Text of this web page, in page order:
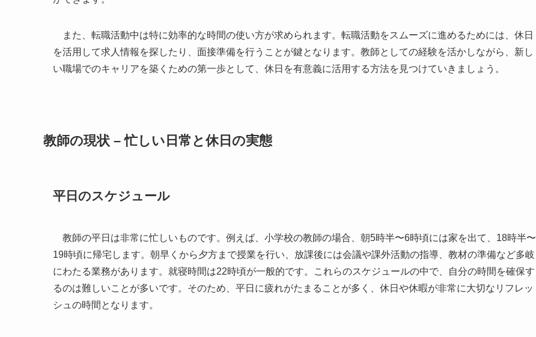
また、転職活動中は特に効率的な時間の使い方が求められます。転職活動をスムーズに進めるためには、休日
を活用して求人情報を探したり、面接準備を行うことが鍵となります。教師としての経験を活かしながら、新し
い職場でのキャリアを築くための第一歩として、休日を有意義に活用する方法を見つけていきましょう。
教師の現状 – 忙しい日常と休日の実態
平日のスケジュール
教師の平日は非常に忙しいものです。例えば、小学校の教師の場合、朝5時半〜6時頃には家を出て、18時半〜
19時頃に帰宅します。朝早くから夕方まで授業を行い、放課後には会議や課外活動の指導、教材の準備など多岐
にわたる業務があります。就寝時間は22時頃が一般的です。これらのスケジュールの中で、自分の時間を確保す
るのは難しいことが多いです。そのため、平日に疲れがたまることが多く、休日や休暇が非常に大切なリフレッ
シュの時間となります。